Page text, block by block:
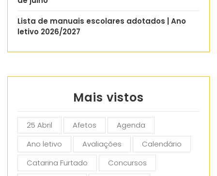
Lista de manuais escolares adotados | Ano
letivo 2026/2027
Mais vistos
25 Abril Afetos
Agenda
Ano letivo
Avaliações
Calendário
Catarina Furtado
Concursos